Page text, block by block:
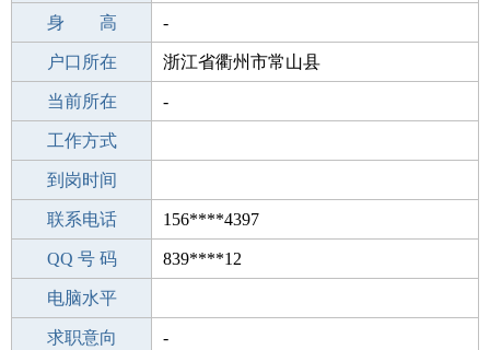
学 历 职校/技校
身 高 -
毕业学校 职校/技校
户口所在 浙江省衢州市常山县
所学专业 -
当前所在 -
工作经验
工作方式
驾 照
到岗时间
期望月薪
联系电话 156****4397
手机号码 156****4397
QQ 号 码 839****12
微信号码
电脑水平
外语水平
求职意向 -